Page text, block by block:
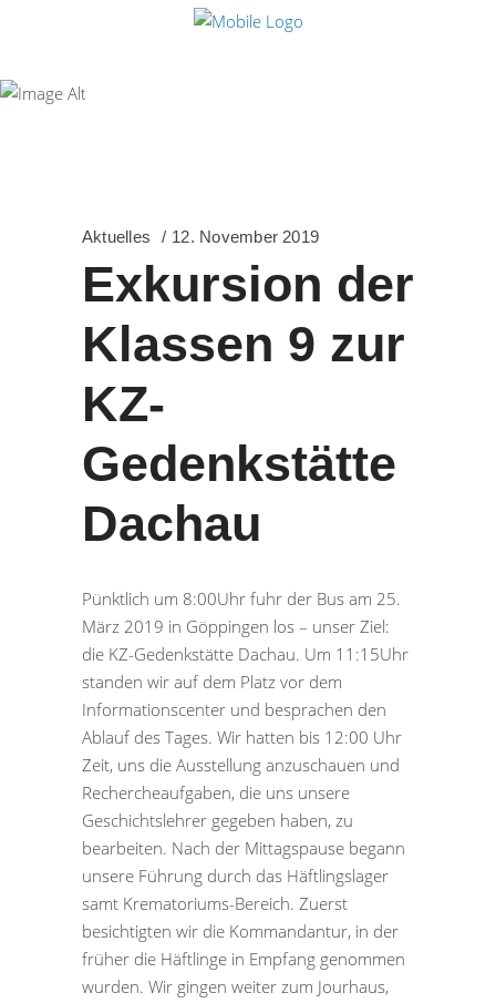
Gymnasium
Aktuelles 12. November 2019
Exkursion der
Klassen 9 zur
KZ-
Gedenkstätte
Dachau
Pünktlich um 8:00Uhr fuhr der Bus am 25.
März 2019 in Göppingen los – unser Ziel:
die KZ-Gedenkstätte Dachau. Um 11:15Uhr
standen wir auf dem Platz vor dem
Informationscenter und besprachen den
Ablauf des Tages. Wir hatten bis 12:00 Uhr
Zeit, uns die Ausstellung anzuschauen und
Rechercheaufgaben, die uns unsere
Geschichtslehrer gegeben haben, zu
bearbeiten. Nach der Mittagspause begann
unsere Führung durch das Häftlingslager
samt Krematoriums-Bereich. Zuerst
besichtigten wir die Kommandantur, in der
früher die Häftlinge in Empfang genommen
wurden. Wir gingen weiter zum Jourhaus,